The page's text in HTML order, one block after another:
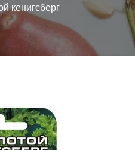
кенигсберг